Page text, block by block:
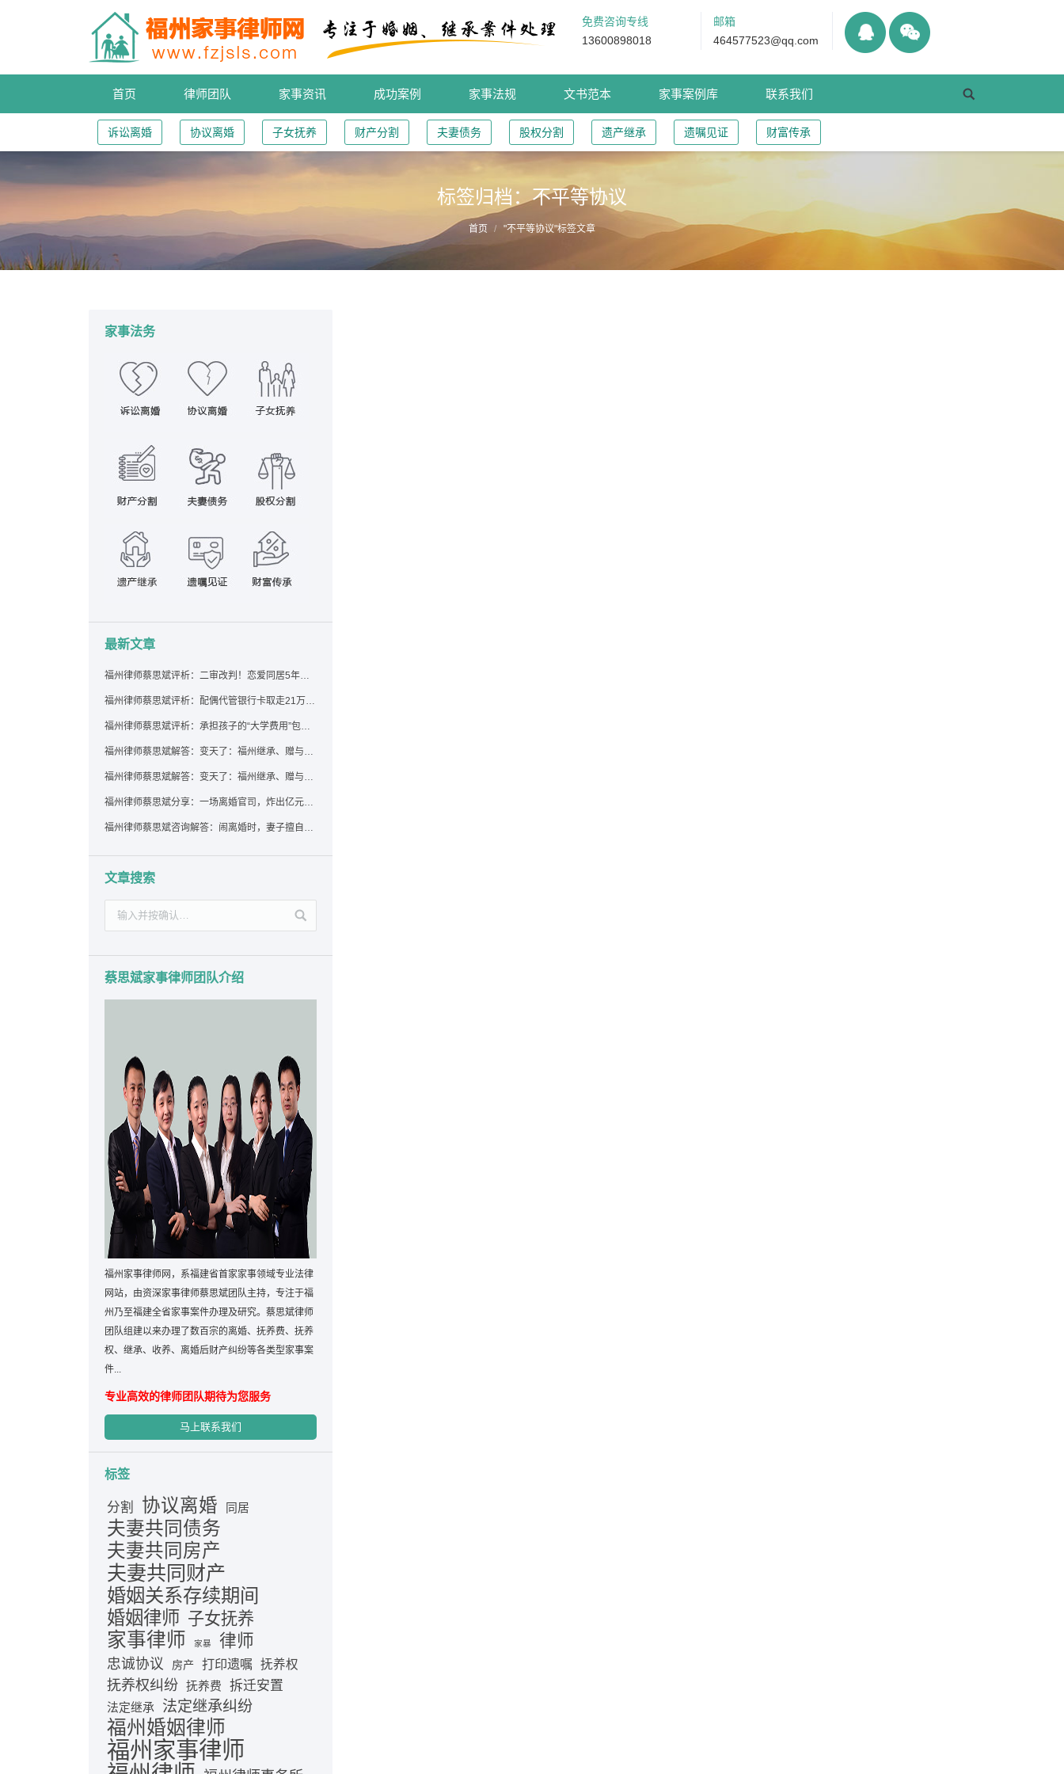
免费咨询专线
13600898018
邮箱
464577523@qq.com
首页 律师团队 家事资讯 成功案例 家事法规 文书范本 家事案例库 联系我们
诉讼离婚 协议离婚 子女抚养 财产分割 夫妻债务 股权分割 遗产继承 遗嘱见证 财富传承
标签归档：不平等协议
首页 "不平等协议"标签文章
家事法务
最新文章
福州律师蔡思斌评析：二审改判！恋爱同居5年为女友买车，分手后能要回吗？
福州律师蔡思斌评析：配偶代管银行卡取走21万，离婚后这笔钱还要得回来吗？
福州律师蔡思斌评析：承担孩子的“大学费用”包括高额留学费用吗？
福州律师蔡思斌解答：变天了：福州继承、赠与房产转让要收20%个税？福州国税官方回复来了！
福州律师蔡思斌解答：变天了：福州继承、赠与房产转让要收20%个税？福州国税官方回答来了！
福州律师蔡思斌分享：一场离婚官司，炸出亿元“糊涂账”：本想分割家产，结果“自爆”了家底
福州律师蔡思斌咨询解答：闹离婚时，妻子擅自带走孩子并阻止其上学，违法吗？该如何维权？
文章搜索
蔡思斌家事律师团队介绍
福州家事律师网，系福建省首家家事领域专业法律
网站，由资深家事律师蔡思斌团队主持，专注于福
州乃至福建全省家事案件办理及研究。蔡思斌律师
团队组建以来办理了数百宗的离婚、抚养费、抚养
权、继承、收养、离婚后财产纠纷等各类型家事案
件...
专业高效的律师团队期待为您服务
马上联系我们
标签
分割 协议离婚 同居
夫妻共同债务
夫妻共同房产
夫妻共同财产
婚姻关系存续期间
婚姻律师 子女抚养
家事律师 家暴 律师
忠诚协议 房产 打印遗嘱 抚养权
抚养权纠纷 抚养费 拆迁安置
法定继承 法定继承纠纷
福州婚姻律师
福州家事律师